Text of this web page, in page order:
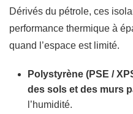
Dérivés du pétrole, ces
performance thermique à
quand l’espace est limité.
Polystyrène (PSE /
des sols et des murs
l’humidité.